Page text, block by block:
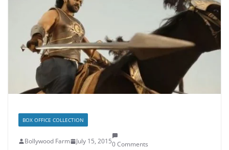
BOX OFFICE COLLECTION
Bollywood Farm July 15, 20150 Comments